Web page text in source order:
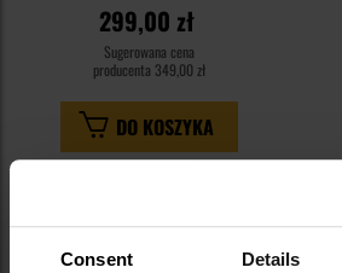
Consent Details
299,00 zł
Sugerowana cena
producenta 349,00 zł
DO KOSZYKA